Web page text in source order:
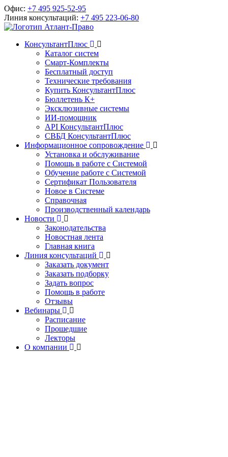
Офис: +7 495 925-52-95
Линия консультаций: +7 495 223-06-80
КонсультантПлюс
Каталог систем
Смарт-Комплекты
Бесплатный доступ
Технические требования
Купить КонсультантПлюс
Бюллетень К+
Эксклюзивные системы
ИИ-помощник
API КонсультантПлюс
СВБД КонсультантПлюс
Информационное сопровождение
Установка и обслуживание
Помощь в работе с Системой
Обучение работе с Системой
Сертификат Пользователя
Новое в Системе
Справочная
Производственный календарь
Новости
Законодательства
Новостная лента
Главная книга
Линия консультаций
Заказать документ
Заказать подборку
Задать вопрос
Помощь в работе
Отзывы
Вебинары
Расписание
Прошедшие
Лекторы
О компании